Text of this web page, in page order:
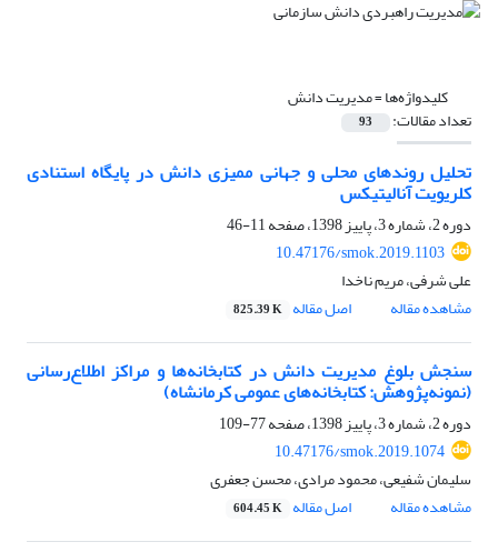
کلیدواژه‌ها =مدیریت دانش
تعداد مقالات: 93
تحلیل روندهای محلی و جهانی ممیزی دانش در پایگاه استنادی
کلریویت آنالیتیکس
دوره 2، شماره 3، پاییز 1398، صفحه
11-46
10.47176/smok.2019.1103
علی شرفی، مریم ناخدا
مشاهده مقاله
اصل مقاله 825.39 K
سنجش بلوغ مدیریت دانش در کتابخانه‌ها و مراکز اطلاع‌رسانی
(نمونه‌پژوهش: کتابخانه‌های عمومی کرمانشاه)
دوره 2، شماره 3، پاییز 1398، صفحه
77-109
10.47176/smok.2019.1074
سلیمان شفیعی، محمود مرادی، محسن جعفری
مشاهده مقاله
اصل مقاله 604.45 K